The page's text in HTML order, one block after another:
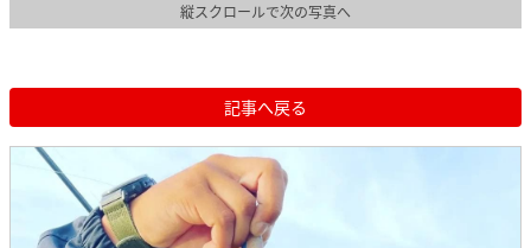
縦スクロールで次の写真へ
記事へ戻る